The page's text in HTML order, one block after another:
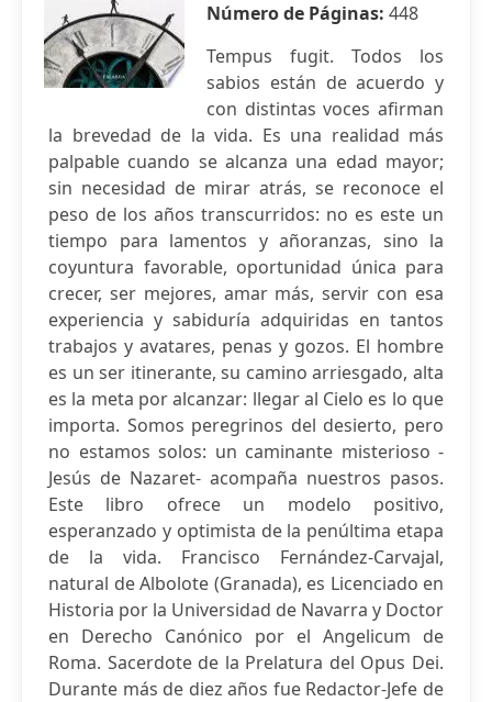
Número de Páginas: 448
Tempus fugit. Todos los
sabios están de acuerdo y
con distintas voces afirman
la brevedad de la vida. Es una realidad más
palpable cuando se alcanza una edad mayor;
sin necesidad de mirar atrás, se reconoce el
peso de los años transcurridos: no es este un
tiempo para lamentos y añoranzas, sino la
coyuntura favorable, oportunidad única para
crecer, ser mejores, amar más, servir con esa
experiencia y sabiduría adquiridas en tantos
trabajos y avatares, penas y gozos. El hombre
es un ser itinerante, su camino arriesgado, alta
es la meta por alcanzar: llegar al Cielo es lo que
importa. Somos peregrinos del desierto, pero
no estamos solos: un caminante misterioso -
Jesús de Nazaret- acompaña nuestros pasos.
Este libro ofrece un modelo positivo,
esperanzado y optimista de la penúltima etapa
de la vida. Francisco Fernández-Carvajal,
natural de Albolote (Granada), es Licenciado en
Historia por la Universidad de Navarra y Doctor
en Derecho Canónico por el Angelicum de
Roma. Sacerdote de la Prelatura del Opus Dei.
Durante más de diez años fue Redactor-Jefe de